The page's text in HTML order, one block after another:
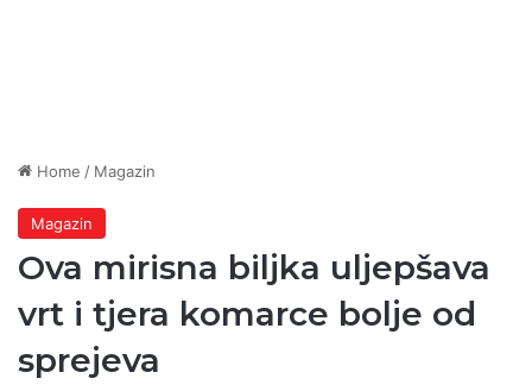
Home / Magazin
Magazin
Ova mirisna biljka uljepšava
vrt i tjera komarce bolje od
sprejeva